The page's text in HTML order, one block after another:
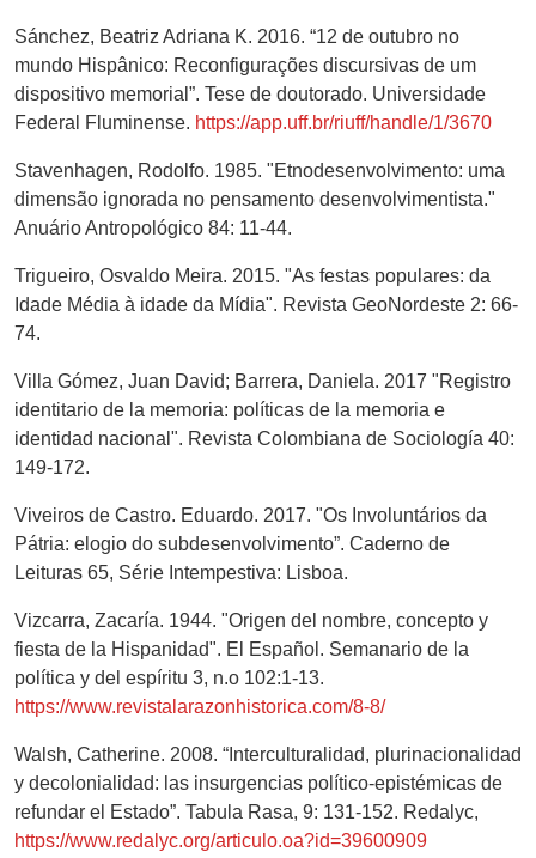
Sánchez, Beatriz Adriana K. 2016. “12 de outubro no
mundo Hispânico: Reconfigurações discursivas de um
dispositivo memorial”. Tese de doutorado. Universidade
Federal Fluminense. https://app.uff.br/riuff/handle/1/3670
Stavenhagen, Rodolfo. 1985. "Etnodesenvolvimento: uma
dimensão ignorada no pensamento desenvolvimentista."
Anuário Antropológico 84: 11-44.
Trigueiro, Osvaldo Meira. 2015. "As festas populares: da
Idade Média à idade da Mídia". Revista GeoNordeste 2: 66-
74.
Villa Gómez, Juan David; Barrera, Daniela. 2017 "Registro
identitario de la memoria: políticas de la memoria e
identidad nacional". Revista Colombiana de Sociología 40:
149-172.
Viveiros de Castro. Eduardo. 2017. "Os Involuntários da
Pátria: elogio do subdesenvolvimento”. Caderno de
Leituras 65, Série Intempestiva: Lisboa.
Vizcarra, Zacaría. 1944. "Origen del nombre, concepto y
fiesta de la Hispanidad". El Español. Semanario de la
política y del espíritu 3, n.o 102:1-13.
https://www.revistalarazonhistorica.com/8-8/
Walsh, Catherine. 2008. “Interculturalidad, plurinacionalidad
y decolonialidad: las insurgencias político-epistémicas de
refundar el Estado”. Tabula Rasa, 9: 131-152. Redalyc,
https://www.redalyc.org/articulo.oa?id=39600909